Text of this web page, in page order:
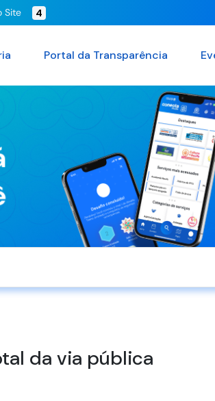
Site 4
Portal da Transparência
da via pública